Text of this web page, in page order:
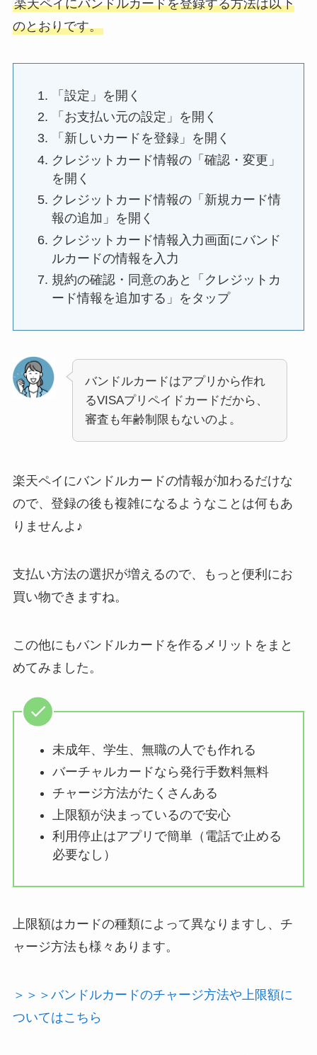
楽天ペイにバンドルカードを登録する方法は以下
のとおりです。
「設定」を開く
「お支払い元の設定」を開く
「新しいカードを登録」を開く
クレジットカード情報の「確認・変更」
を開く
クレジットカード情報の「新規カード情
報の追加」を開く
クレジットカード情報入力画面にバンド
ルカードの情報を入力
規約の確認・同意のあと「クレジットカ
ード情報を追加する」をタップ
バンドルカードはアプリから作れ
るVISAプリペイドカードだから、
審査も年齢制限もないのよ。
楽天ペイにバンドルカードの情報が加わるだけな
ので、登録の後も複雑になるようなことは何もあ
りませんよ♪
支払い方法の選択が増えるので、もっと便利にお
買い物できますね。
この他にもバンドルカードを作るメリットをまと
めてみました。
未成年、学生、無職の人でも作れる
バーチャルカードなら発行手数料無料
チャージ方法がたくさんある
上限額が決まっているので安心
利用停止はアプリで簡単（電話で止める
必要なし）
上限額はカードの種類によって異なりますし、チ
ャージ方法も様々あります。
＞＞＞バンドルカードのチャージ方法や上限額に
ついてはこちら